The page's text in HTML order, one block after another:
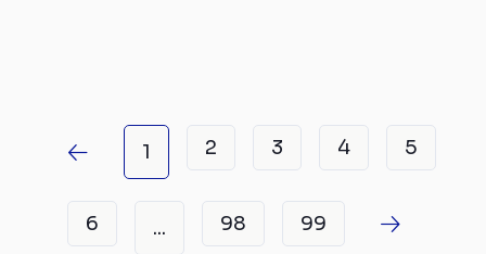
1 2 3 4 5
6 ... 98 99